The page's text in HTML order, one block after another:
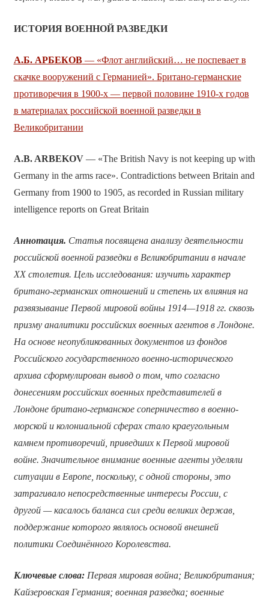
ИСТОРИЯ ВОЕННОЙ РАЗВЕДКИ
А.Б. АРБЕКОВ— «Флот английский… не поспевает в
скачке вооружений с Германией». Британо-германские
противоречия в 1900-х — первой половине 1910-х годов
в материалах российской военной разведки в
Великобритании
A.B. ARBEKOV— «The British Navy is not keeping up with
Germany in the arms race». Contradictions between Britain and
Germany from 1900 to 1905, as recorded in Russian military
intelligence reports on Great Britain
Аннотация. Статья посвящена анализу деятельности
российской военной разведки в Великобритании в начале
XXстолетия. Цель исследования: изучить характер
британо-германских отношений и степень их влияния на
развязывание Первой мировой войны 1914—1918 гг. сквозь
призму аналитики российских военных агентов в Лондоне.
На основе неопубликованных документов из фондов
Российского государственного военно-исторического
архива сформулирован вывод о том, что согласно
донесениям российских военных представителей в
Лондоне британо-германское соперничество в военно-
морской и колониальной сферах стало краеугольным
камнем противоречий, приведших к Первой мировой
войне. Значительное внимание военные агенты уделяли
ситуации в Европе, поскольку, с одной стороны, это
затрагивало непосредственные интересы России, с
другой — касалось баланса сил среди великих держав,
поддержание которого являлось основой внешней
политики Соединённого Королевства.
Ключевые слова: Первая мировая война; Великобритания;
Кайзеровская Германия; военная разведка; военные